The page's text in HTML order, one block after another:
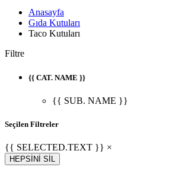
Anasayfa
Gıda Kutuları
Taco Kutuları
Filtre
{{ CAT. NAME }}
{{ SUB. NAME }}
Seçilen Filtreler
{{ SELECTED.TEXT }} ×
HEPSİNİ SİL